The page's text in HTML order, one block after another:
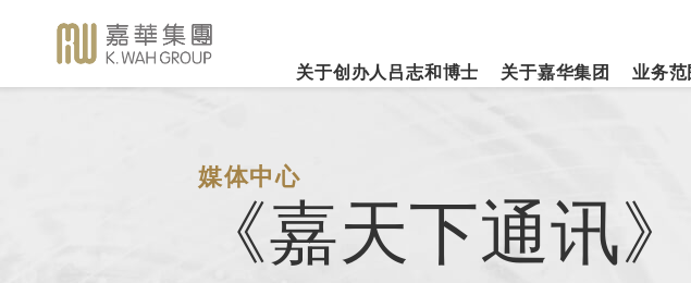
关于创办人吕志和博士
详细履历
关于嘉华集团
嘉华故事
创办人吕志和博士简介
管理层
业务范
乐助社群
环境保护
支持教育
银河娱乐集团有限公司
（股份代号：00027）
投资者联系
事业发展
工作与生活平衡
职位空缺
「一嘉人」专栏
新闻稿
《嘉天下通讯》
嘉华国际公布2025年全年
业绩业务维持平稳发展
媒体中心
《嘉天下通讯